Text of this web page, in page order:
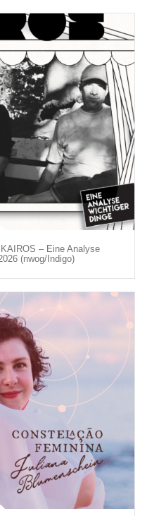
– Eine Analyse
(nwog/Indigo)